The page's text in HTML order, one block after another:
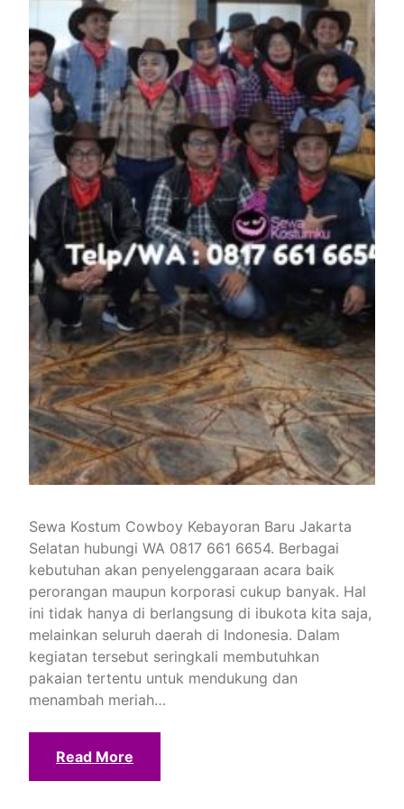
Sewa Kostum Cowboy Kebayoran Baru Jakarta
Selatan hubungi WA 0817 661 6654. Berbagai
kebutuhan akan penyelenggaraan acara baik
perorangan maupun korporasi cukup banyak. Hal
ini tidak hanya di berlangsung di ibukota kita saja,
melainkan seluruh daerah di Indonesia. Dalam
kegiatan tersebut seringkali membutuhkan
pakaian tertentu untuk mendukung dan
menambah meriah…
Read More